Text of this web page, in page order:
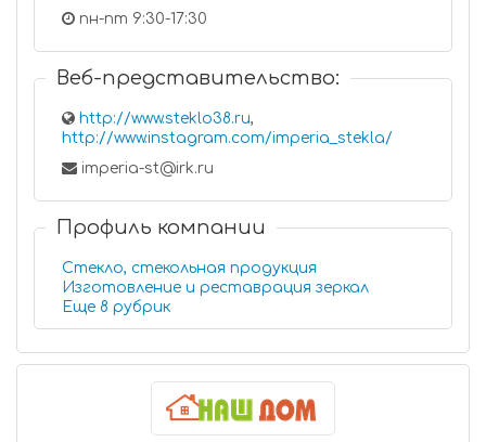
пн-пт 9:30-17:30
Веб-представительство:
http://www.steklo38.ru,
http://www.instagram.com/imperia_stekla/
imperia-st@irk.ru
Профиль компании
Стекло, стекольная продукция
Изготовление и реставрация зеркал
Еще 8 рубрик